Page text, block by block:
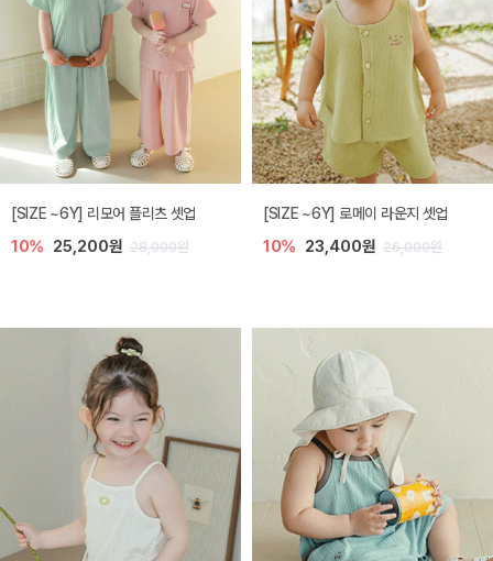
[SIZE ~6Y] 리모어 플리츠 셋업
10% 25,200원 28,000원
[SIZE ~6Y] 로메이 라운지 셋업
10% 23,400원 26,000원